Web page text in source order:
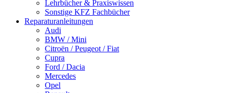
Lehrbücher & Praxiswissen
Sonstige KFZ Fachbücher
Reparaturanleitungen
Audi
BMW / Mini
Citroën / Peugeot / Fiat
Cupra
Ford / Dacia
Mercedes
Opel